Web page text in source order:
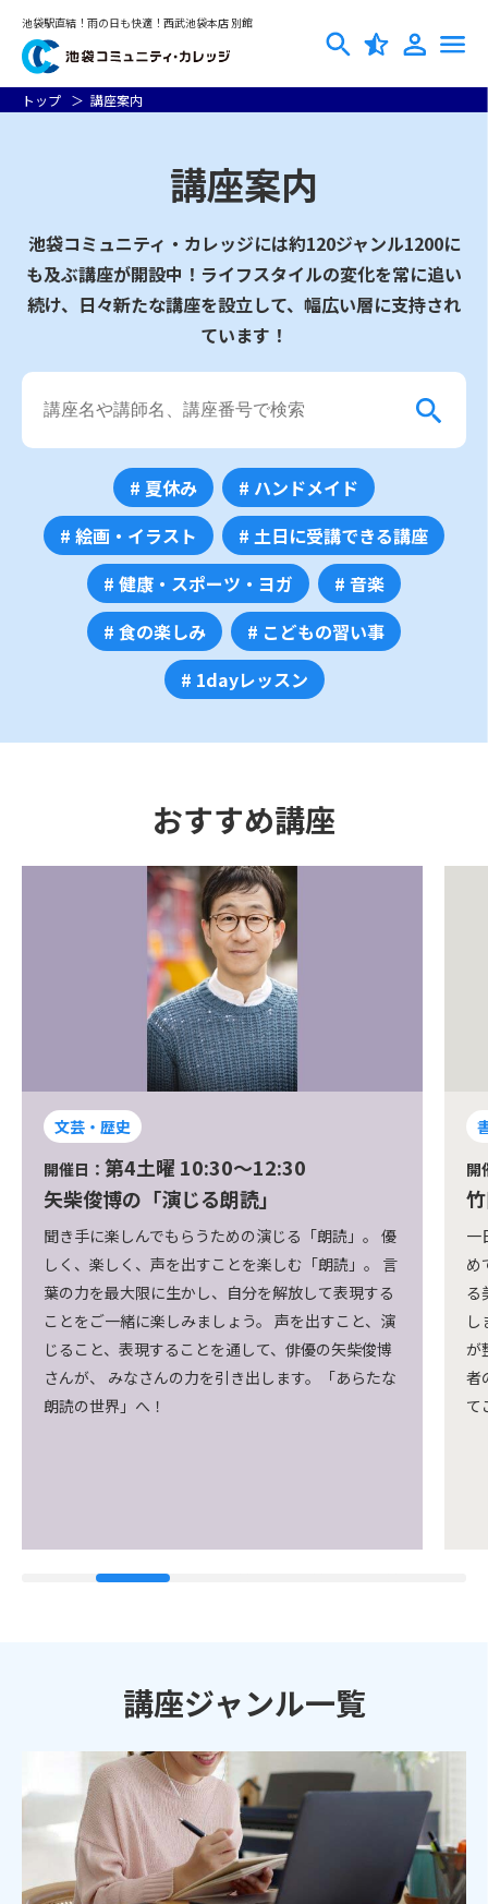
池袋駅直結！雨の日も快適！西武池袋本店 別館
トップ 講座案内
講座案内
池袋コミュニティ・カレッジには約120ジャンル1200に
も及ぶ講座が開設中！ ライフスタイルの変化を常に追い
続け、日々新たな講座を設立して、幅広い層に支持され
ています！
# 夏休み
# ハンドメイド
# 絵画・イラスト
# 土日に受講できる講座
# 健康・スポーツ・ヨガ
# 音楽
# 食の楽しみ
# こどもの習い事
# 1dayレッスン
おすすめ講座
書道
開催日： 第2・4土曜 9:00～10:00
竹田悦堂実用書道土曜 筆ペン朝活クラス
一日のはじまりを、静かに筆を走らせる時間から始
めてみませんか。 基本の筆づかいから、日常で使え
る美文字まで、ゆっくり・やさしく・丁寧にお伝え
します。 土曜日の朝、少し早起きして自分時間。心
が整い、気持ちよく週末をスタートできます。初心
者の方も、久しぶりに筆を持つ方も、どうぞ安心し
てご参加ください。
開
家
軽
ニ
方
ワ
講座ジャンル一覧